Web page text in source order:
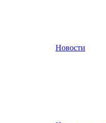
Новости